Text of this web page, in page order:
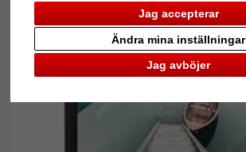
Jag accepterar
Jag avböjer
Ändra mina inställningar